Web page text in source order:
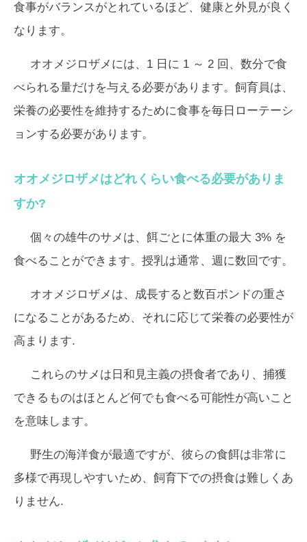
食事がバランスがとれているほど、健康と外見が良く
なります。
オオメジロザメには、1 日に 1 ～ 2 回、数分で食
べられる量だけを与える必要があります。飼育員は、
栄養の必要性を維持するために食事を毎日ローテーシ
ョンする必要があります。
オオメジロザメはどれくらい食べる必要がありま
すか?
個々の雄​​牛のサメは、餌ごとに体重の最大 3% を
食べることができます。授乳は通常、週に数回です。
オオメジロザメは、成長すると数百ポンドの重さ
になることがあるため、それに応じて栄養の必要性が
高まります.
これらのサメは日和見主義の摂食者であり、捕獲
できるものはほとんど何でも食べる可能性が高いこと
を意味します。
野生の海洋食が最適ですが、彼らの食餌は非常に
多様で再現しやすいため、飼育下での摂食は難しくあ
りません.